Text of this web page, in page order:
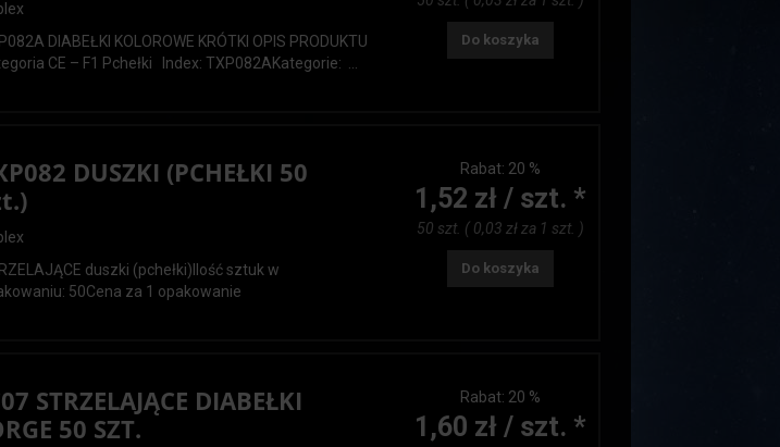
DIABEŁKI KOLOROWE KRÓTKI OPIS PRODUKTU
CE – F1 Pchełki Index: TXP082AKategorie: ...
Do koszyka
DUSZKI (PCHEŁKI 50
duszki (pchełki)Ilość sztuk w
50Cena za 1 opakowanie
Rabat: 20 %
1,52 zł / szt. *
50 szt. ( 0,03 zł za 1 szt. )
Do koszyka
STRZELAJĄCE DIABEŁKI
50 SZT.
Rabat: 20 %
1,60 zł / szt. *